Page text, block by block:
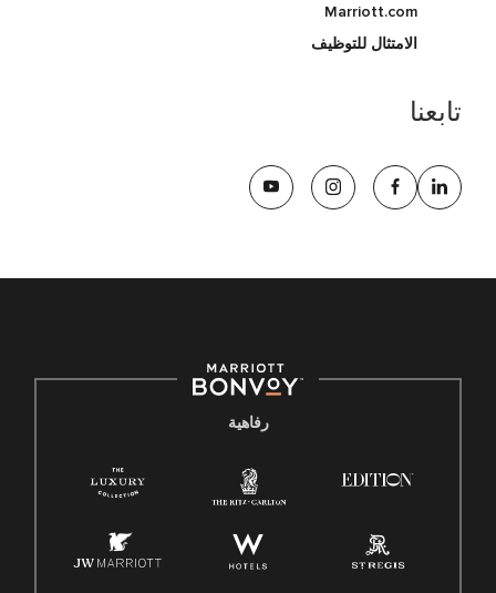
Marriott.com
الامتثال للتوظيف
تابعنا
رفاهية